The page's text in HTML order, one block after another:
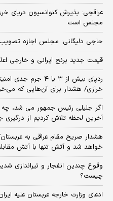
عراقچی: پذیرش کنوانسیون دریای
مجلس است
حاجی دلیگانی: مجلس اجازه تصویب
قیمت جدید برنج ایرانی و خارجی
ردپای بیش از ۳ یا
خرازی/ هشدار برای آن‌هایی که می‌خواهند به ۲۵۰ هزار
اگر جلیلی رئیس جمهور می شد، چه
آخرین لحظه تلاش کردیم از درگیری
هشدار صریح مقام عراقی به
خواهد شد و آتش تنها با آتش
وقوع چندین انفجار و تیراندازی
چیست؟
ادعای وزارت خارجه عربستان علیه